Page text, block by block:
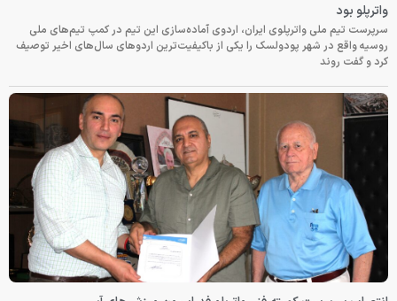
واترپلو بود
سرپرست تیم ملی واترپلوی ایران، اردوی آماده‌سازی این تیم در کمپ تیم‌های ملی
روسیه واقع در شهر پودولسک را یکی از باکیفیت‌ترین اردوهای سال‌های اخیر توصیف
کرد و گفت روند